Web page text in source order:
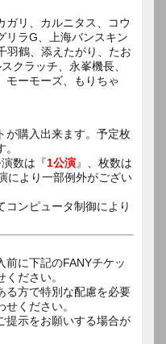
ガリ、カルニタス、コウ
リラG、上海バンスキン
羽鶴、添えたがり、たお
クラッチ、永峯機長、
モーモーズ、もりちゃ
が購入出来ます。予定枚
数は『1公演』、枚数は
により一部例外がござい
コンピュータ制御により
前に下記のFANYチケッ
ださい。
る方で特別な配慮を必要
ください。
提示をお願いする場合が